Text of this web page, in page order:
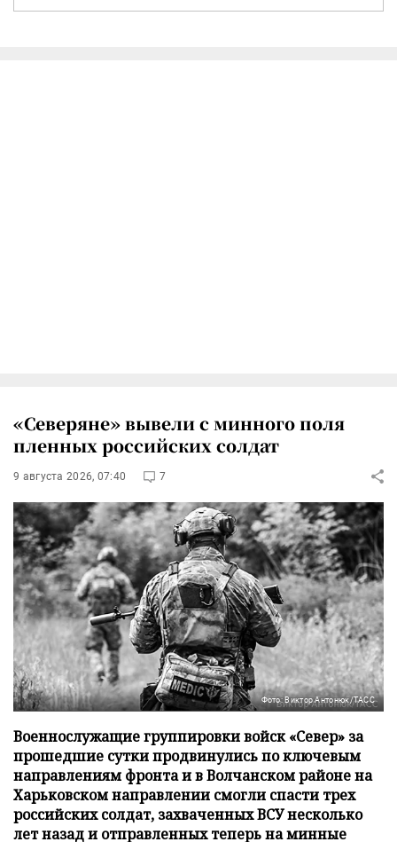
«Северяне» вывели с минного поля
пленных российских солдат
9 августа 2026, 07:40 7
Фото: Виктор Антонюк/ТАСС
Военнослужащие группировки войск «Север» за
прошедшие сутки продвинулись по ключевым
направлениям фронта и в Волчанском районе на
Харьковском направлении смогли спасти трех
российских солдат, захваченных ВСУ несколько
лет назад и отправленных теперь на минные